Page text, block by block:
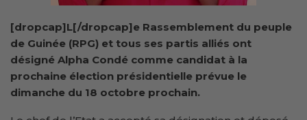
[dropcap]L[/dropcap]e Rassemblement du peuple
de Guinée (RPG) et tous ses partis alliés ont
désigné Alpha Condé comme candidat à la
prochaine élection présidentielle prévue le
dimanche du 18 octobre prochain.